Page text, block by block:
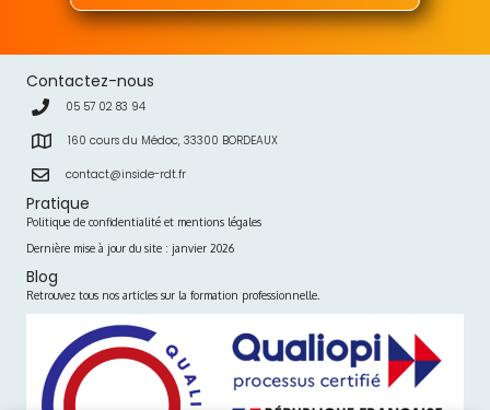
Contactez-nous
05 57 02 83 94
160 cours du Médoc, 33300 BORDEAUX
contact@inside-rdt.fr
Pratique
Politique de confidentialité et mentions légales
Dernière mise à jour du site : janvier 2026
Blog
Retrouvez tous nos articles sur la formation professionnelle.